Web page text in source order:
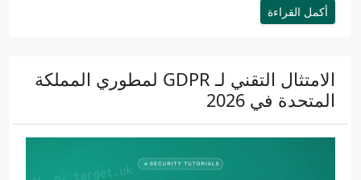
أكمل القراءة
الامتثال التقني لـ GDPR لمطوري المملكة
المتحدة في 2026